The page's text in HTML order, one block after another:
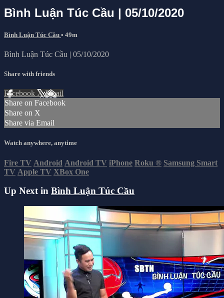
Bình Luận Túc Cầu | 05/10/2020
Bình Luận Túc Cầu • 49m
Bình Luận Túc Cầu | 05/10/2020
Share with friends
Facebook XEmail
Share on Facebook
Share on X
Share via Email
Watch anywhere, anytime
Fire TV Android Android TV iPhone Roku ® Samsung Smart
TV Apple TV XBox One
Up Next in Bình Luận Túc Cầu